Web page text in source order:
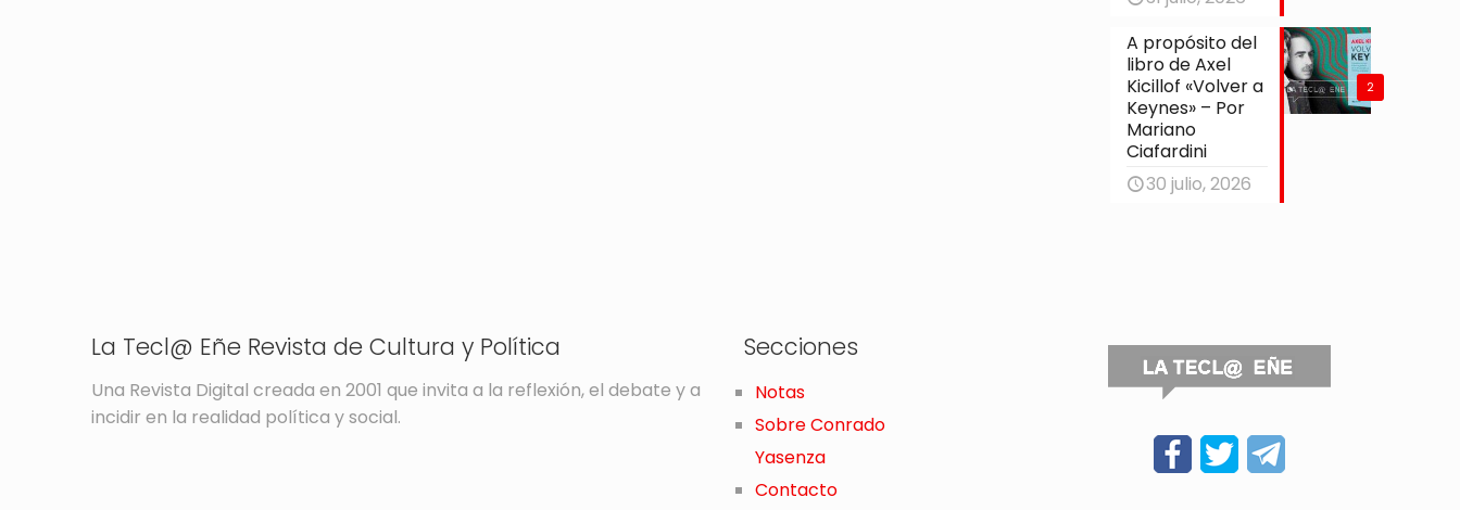
2
A propósito del
libro de Axel
Kicillof «Volver a
Keynes» – Por
Mariano
Ciafardini
30 julio, 2026
La Tecl@ Eñe Revista de Cultura y Política
Una Revista Digital creada en 2001 que invita a la reflexión, el debate y a
incidir en la realidad política y social.
Secciones
Notas
Sobre Conrado
Yasenza
Contacto